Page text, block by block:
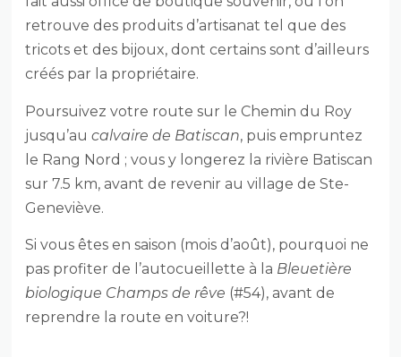
retrouve des produits d’artisanat tel que des
tricots et des bijoux, dont certains sont d’ailleurs
créés par la propriétaire.
Poursuivez votre route sur le Chemin du Roy
jusqu’aucalvaire de Batiscan, puis empruntez
le Rang Nord ; vous y longerez la rivière Batiscan
sur 7.5 km, avant de revenir au village de Ste-
Geneviève.
Si vous êtes en saison (mois d’août), pourquoi ne
pas profiter de l’autocueillette à la Bleuetière
biologique Champs de rêve (#54), avant de
reprendre la route en voiture?!